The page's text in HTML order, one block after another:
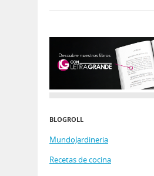
BLOGROLL
MundoJardineria
Recetas de cocina